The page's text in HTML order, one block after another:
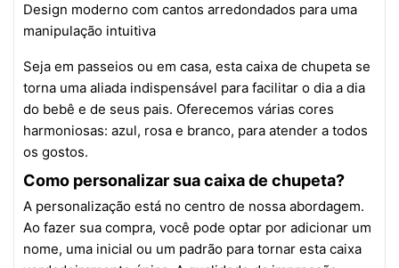
Design moderno com cantos arredondados para uma
manipulação intuitiva
Seja em passeios ou em casa, esta caixa de chupeta se
torna uma aliada indispensável para facilitar o dia a dia
do bebê e de seus pais. Oferecemos várias cores
harmoniosas: azul, rosa e branco, para atender a todos
os gostos.
Como personalizar sua caixa de chupeta?
A personalização está no centro de nossa abordagem.
Ao fazer sua compra, você pode optar por adicionar um
nome, uma inicial ou um padrão para tornar esta caixa